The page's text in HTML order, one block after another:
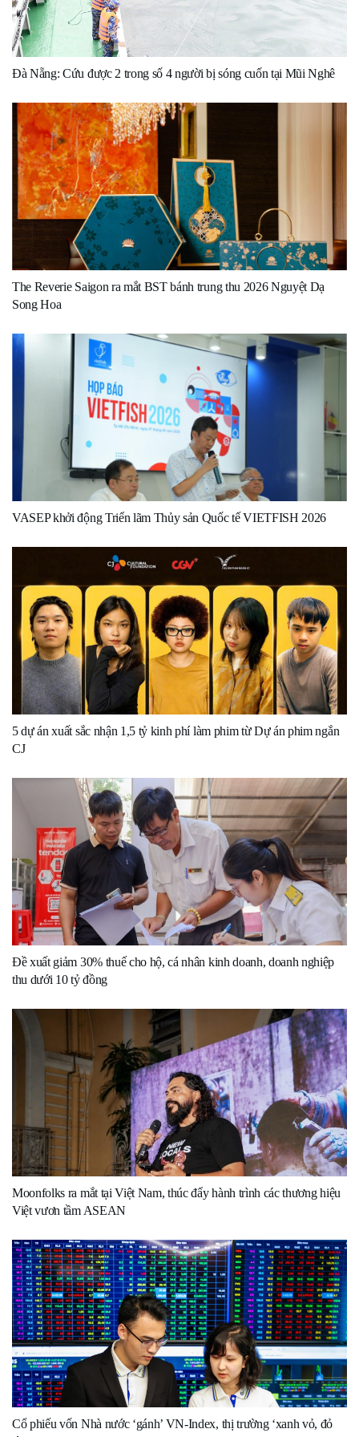
Đà Nẵng: Cứu được 2 trong số 4 người bị sóng cuốn tại Mũi Nghê
The Reverie Saigon ra mắt BST bánh trung thu 2026 Nguyệt Dạ
Song Hoa
VASEP khởi động Triển lãm Thủy sản Quốc tế VIETFISH 2026
5 dự án xuất sắc nhận 1,5 tỷ kinh phí làm phim từ Dự án phim ngắn
CJ
Đề xuất giảm 30% thuế cho hộ, cá nhân kinh doanh, doanh nghiệp
thu dưới 10 tỷ đồng
Moonfolks ra mắt tại Việt Nam, thúc đẩy hành trình các thương hiệu
Việt vươn tầm ASEAN
Cổ phiếu vốn Nhà nước ‘gánh’ VN-Index, thị trường ‘xanh vỏ, đỏ